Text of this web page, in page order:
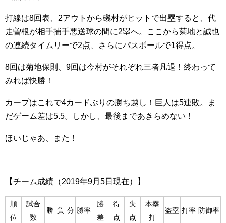
打線は8回表、2アウトから磯村がヒットで出塁すると、代
走曽根が相手捕手悪送球の間に2塁へ。ここから菊地と誠也
の連続タイムリーで2点、さらにパスボールで1得点。
8回は菊地保則、9回は今村がそれぞれ三者凡退！終わって
みれば快勝！
カープはこれで4カードぶりの勝ち越し！巨人は5連敗。ま
だゲーム差は5.5。しかし、最後まであきらめない！
ほいじゃあ、また！
【チーム成績（2019年9月5日現在）】
順
位
試合
数
勝 負 分 勝率
勝
差
得
点
失
点
本塁
打
盗塁 打率 防御率